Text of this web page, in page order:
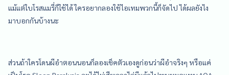
แม้แต่ใบโรสแมรี่ก็ใช้ได้ ใครอยากลองใช้ไอเทมพวกนี้ก็จัดไป ได้ผลยังไง
มาบอกกันบ้างนะ
ส่วนถ้าใครโดนผีอำตอนนอนก็ลองเช็คตัวเองดูก่อนว่าผีอำจริงๆ หรือแค่